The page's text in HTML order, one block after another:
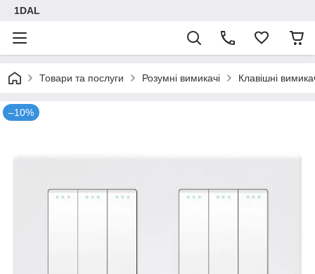
1DAL
Товари та послуги Розумні вимикачі Клавішні
–10%